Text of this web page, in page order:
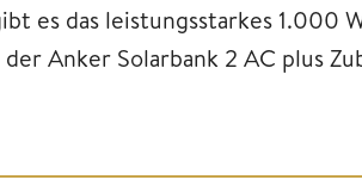
es das leistungsstarkes 1.000
Anker Solarbank 2 AC plus